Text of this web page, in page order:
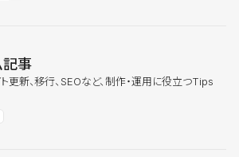
記事
更新、移行、SEOなど、制作・運用に役立つTips